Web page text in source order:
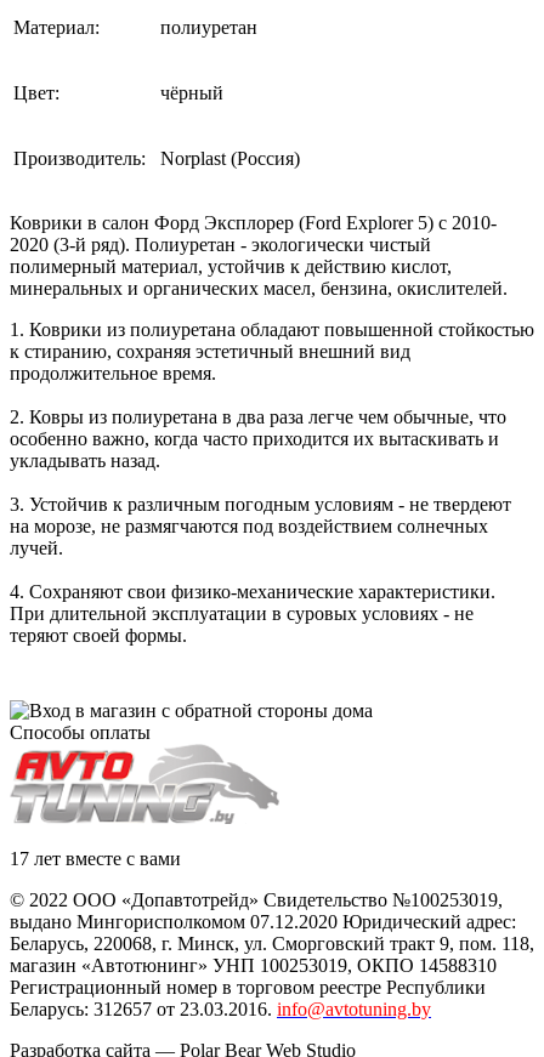
Материал: полиуретан
Цвет: чёрный
Производитель: Norplast (Россия)
Коврики в салон Форд Эксплорер (Ford Explorer 5) с 2010-
2020 (3-й ряд). Полиуретан - экологически чистый
полимерный материал, устойчив к действию кислот,
минеральных и органических масел, бензина, окислителей.
1. Коврики из полиуретана обладают повышенной стойкостью
к стиранию, сохраняя эстетичный внешний вид
продолжительное время.
2. Ковры из полиуретана в два раза легче чем обычные, что
особенно важно, когда часто приходится их вытаскивать и
укладывать назад.
3. Устойчив к различным погодным условиям - не твердеют
на морозе, не размягчаются под воздействием солнечных
лучей.
4. Сохраняют свои физико-механические характеристики.
При длительной эксплуатации в суровых условиях - не
теряют своей формы.
Способы оплаты
17 лет вместе с вами
© 2022 ООО «Допавтотрейд» Свидетельство №100253019,
выдано Мингорисполкомом 07.12.2020 Юридический адрес:
Беларусь, 220068, г. Минск, ул. Сморговский тракт 9, пом. 118,
магазин «Автотюнинг» УНП 100253019, ОКПО 14588310
Регистрационный номер в торговом реестре Республики
Беларусь: 312657 от 23.03.2016. info@avtotuning.by
Разработка сайта — Polar Bear Web Studio